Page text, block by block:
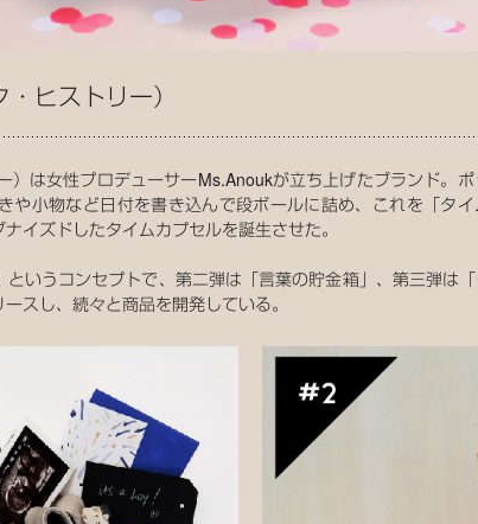
・ヒストリー）
）は女性プロデューサーMs.Anoukが立ち上げたブランド。
や小物など日付を書き込んで段ボールに詰め、これを「タ
イズドしたタイムカプセルを誕生させた。
いうコンセプトで、第二弾は「言葉の貯金箱」、第三弾は
スし、続々と商品を開発している。